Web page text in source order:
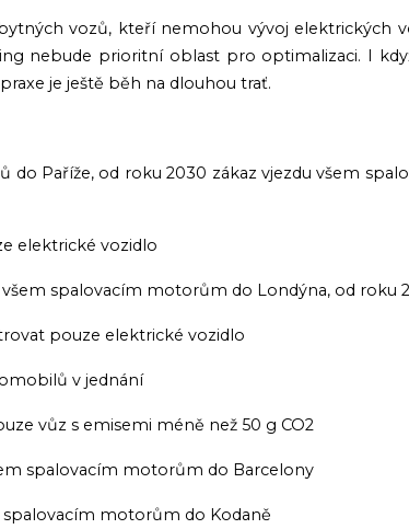
vozů, kteří nemohou vývoj elektrických
nebude prioritní oblast pro optimalizaci. I
je ještě běh na dlouhou trať.
Paříže, od roku 2030 zákaz vjezdu všem
elektrické vozidlo
spalovacím motorům do Londýna, od roku
pouze elektrické vozidlo
v jednání
vůz s emisemi méně než 50 g CO2
spalovacím motorům do Barcelony
motorům do Kodaně